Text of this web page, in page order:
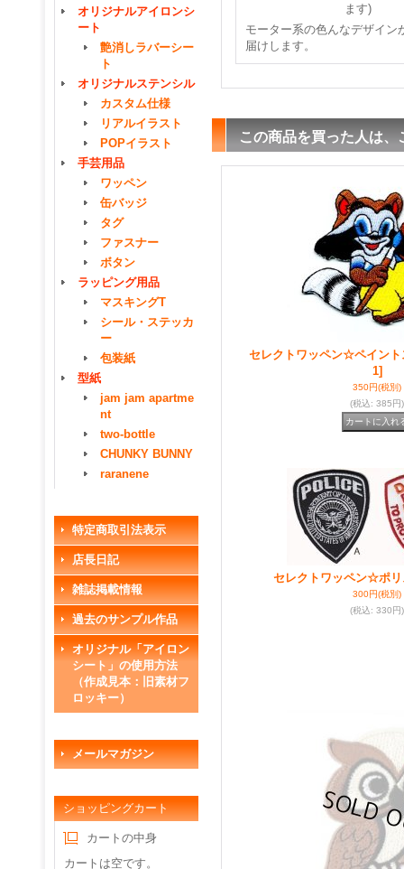
オリジナルアイロンシ
ート
艶消しラバーシー
ト
オリジナルステンシル
カスタム仕様
リアルイラスト
POPイラスト
手芸用品
ワッペン
缶バッジ
タグ
ファスナー
ボタン
ラッピング用品
マスキングT
シール・ステッカ
ー
包装紙
型紙
jam jam apartme
nt
two-bottle
CHUNKY BUNNY
raranene
特定商取引法表示
店長日記
雑誌掲載情報
過去のサンプル作品
オリジナル「アイロン
シート」の使用方法
（作成見本：旧素材フ
ロッキー）
メールマガジン
ショッピングカート
カートの中身
カートは空です。
ます)
モーター系の色んなデザイン
届けします。
この商品を買った人は
セレクトワッペン☆ペイント
1]
350円(税別)
(税込: 385円)
セレクトワッペン☆ポリ
300円(税別)
(税込: 330円)